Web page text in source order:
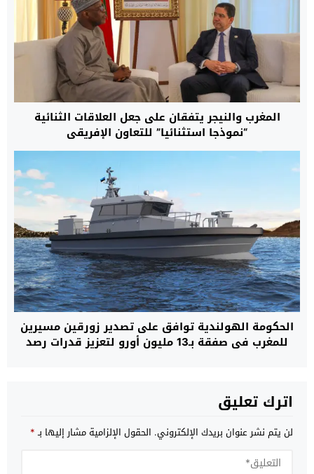
المغرب والنيجر يتفقان على جعل العلاقات الثنائية
“نموذجا استثنائيا” للتعاون الإفريقي
الحكومة الهولندية توافق على تصدير زورقين مسيرين
للمغرب في صفقة بـ13 مليون أورو لتعزيز قدرات رصد
اترك تعليق
لن يتم نشر عنوان بريدك الإلكتروني. الحقول الإلزامية مشار إليها بـ*